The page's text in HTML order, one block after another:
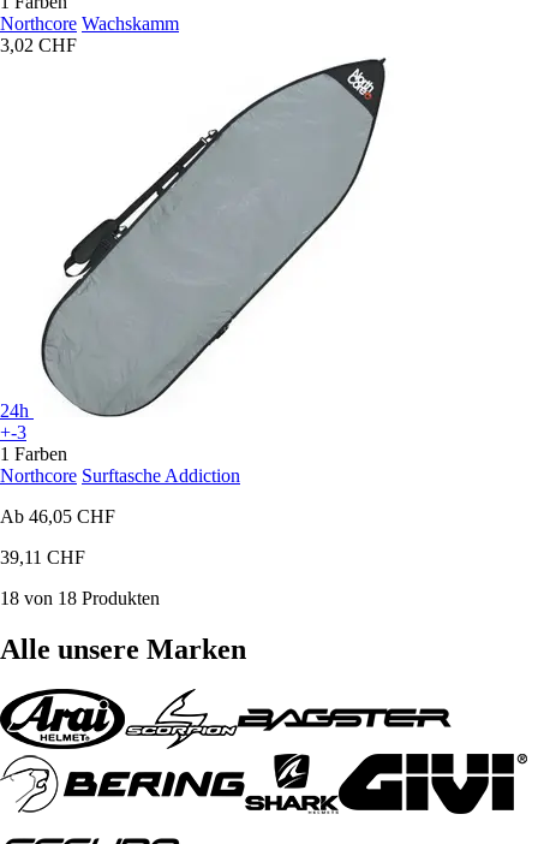
Northcore Wachskamm
3,02 CHF
24h
+-3
1 Farben
Northcore Surftasche Addiction
Ab 46,05 CHF
39,11 CHF
18 von 18 Produkten
Alle unsere Marken